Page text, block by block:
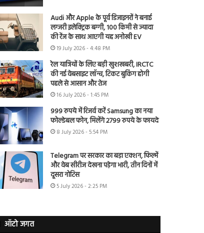
Audi और Apple के पूर्व डिजाइनरों ने बनाई
लग्जरी इलेक्ट्रिक बग्गी, 100 किमी से ज्यादा
की रेंज के साथ आएगी यह अनोखी EV
19 July 2026 - 4:48 PM
रेल यात्रियों के लिए बड़ी खुशखबरी, IRCTC
की नई वेबसाइट लॉन्च, टिकट बुकिंग होगी
पहले से आसान और तेज
16 July 2026 - 1:45 PM
999 रुपये में रिजर्व करें Samsung का नया
फोल्डेबल फोन, मिलेंगे 2799 रुपये के फायदे
8 July 2026 - 5:54 PM
Telegram पर सरकार का बड़ा एक्शन, फिल्में
और वेब सीरीज देखना पड़ेगा भारी, तीन दिनों में
दूसरा नोटिस
5 July 2026 - 2:25 PM
ऑटो जगत